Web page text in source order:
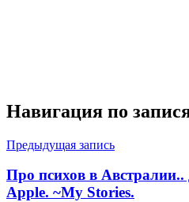
Навигация по
Предыдущая запись
Про психов в Австралии..
Apple. ~My Stories.